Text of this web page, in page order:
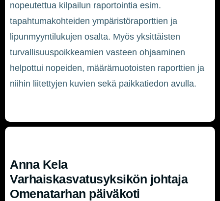
nopeutettua kilpailun raportointia esim.
tapahtumakohteiden ympäristöraporttien ja
lipunmyyntilukujen osalta. Myös yksittäisten
turvallisuuspoikkeamien vasteen ohjaaminen
helpottui nopeiden, määrämuotoisten raporttien ja
niihin liitettyjen kuvien sekä paikkatiedon avulla.
Anna Kela
Varhaiskasvatusyksikön johtaja
Omenatarhan päiväkoti